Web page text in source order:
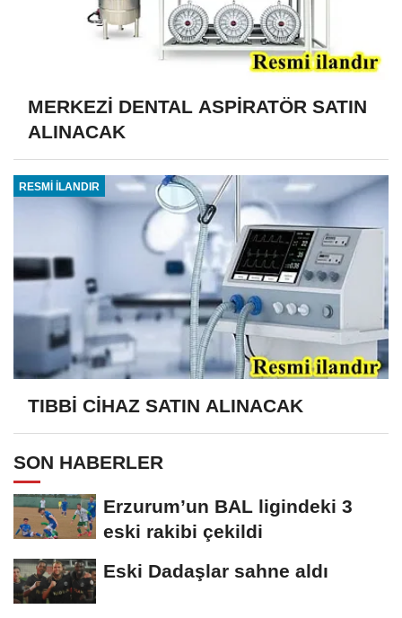
MERKEZİ DENTAL ASPİRATÖR SATIN
ALINACAK
RESMİ İLANDIR
TIBBİ CİHAZ SATIN ALINACAK
SON HABERLER
Erzurum’un BAL ligindeki 3
eski rakibi çekildi
Eski Dadaşlar sahne aldı